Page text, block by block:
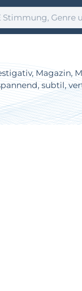
Magazin,
subtil,